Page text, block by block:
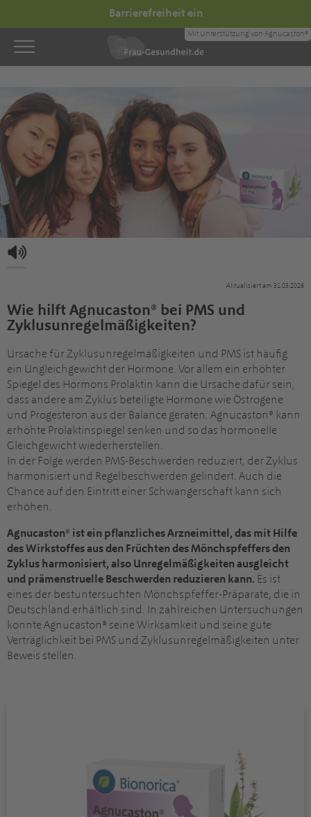
Barrierefreiheit ein
Mit Unterstützung von Agnucaston®
Aktualisiert am 31.03.2026
Wie hilft Agnucaston® bei PMS und
Zyklusunregelmäßigkeiten?
Ursache für Zyklusunregelmäßigkeiten und PMS ist häufig
ein Ungleichgewicht der Hormone. Vor allem ein erhöhter
Spiegel des Hormons Prolaktin kann die Ursache dafür sein,
dass andere am Zyklus beteiligte Hormone wie Östrogene
und Progesteron aus der Balance geraten. Agnucaston® kann
erhöhte Prolaktinspiegel senken und so das hormonelle
Gleichgewicht wiederherstellen.
In der Folge werden PMS-Beschwerden reduziert, der Zyklus
harmonisiert und Regelbeschwerden gelindert. Auch die
Chance auf den Eintritt einer Schwangerschaft kann sich
erhöhen.
Agnucaston® ist ein pflanzliches Arzneimittel, das mit Hilfe
des Wirkstoffes aus den Früchten des Mönchspfeffers den
Zyklus harmonisiert, also Unregelmäßigkeiten ausgleicht
und prämenstruelle Beschwerden reduzieren kann. Es ist
eines der bestuntersuchten Mönchspfeffer-Präparate, die in
Deutschland erhältlich sind. In zahlreichen Untersuchungen
konnte Agnucaston® seine Wirksamkeit und seine gute
Verträglichkeit bei PMS und Zyklusunregelmäßigkeiten unter
Beweis stellen.